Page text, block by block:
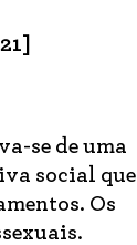
se de uma
social que
Os